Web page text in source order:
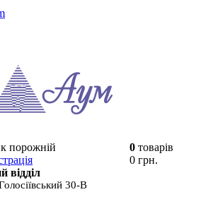
0 товарів
0 грн.
порожній
відділ
30-В